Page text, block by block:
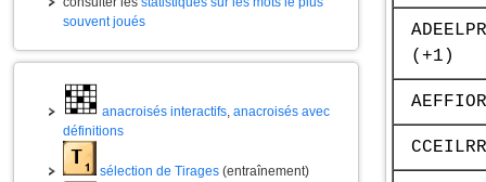
souvent joués
anacroisés interactifs, anacroisés avec
définitions
sélection de Tirages (entraînement)
(+1)